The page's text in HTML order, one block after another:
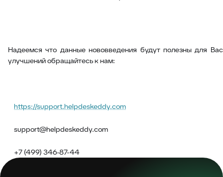
Надеемся что данные нововведения будут полезны для
улучшений обращайтесь к нам:
https://support.helpdeskeddy.com
support@helpdeskeddy.com
+7 (499) 346-87-44